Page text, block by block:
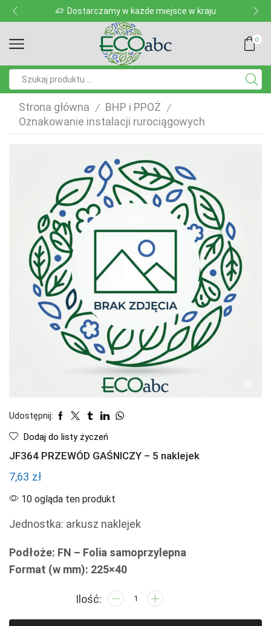
Dostarczamy w każde miejsce w kraju
0
Strona główna / BHP i PPOŻ /
Oznakowanie instalacji rurociągowych
Udostępnij:
Dodaj do listy życzeń
JF364 PRZEWÓD GAŚNICZY – 5 naklejek
7,63 zł
10 ogląda ten produkt
Jednostka: arkusz naklejek
Podłoże: FN – Folia samoprzylepna
Format (w mm): 225×40
ilość